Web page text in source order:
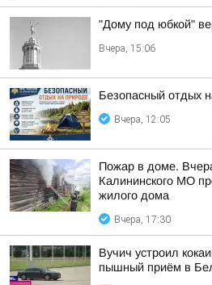
"Дому под юбкой"
Вчера, 15:06
Безопасный отдых
Вчера, 12:05
Пожар в доме.
Калининского МО
жилого дома
Вчера, 17:30
Вучич устроил
пышный приём в